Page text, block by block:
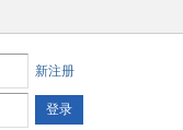
新注册